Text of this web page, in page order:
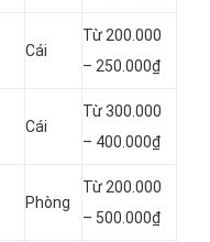
Cái
Từ 200.000
– 250.000₫
Cái
Từ 300.000
– 400.000₫
Phòng
Từ 200.000
– 500.000₫